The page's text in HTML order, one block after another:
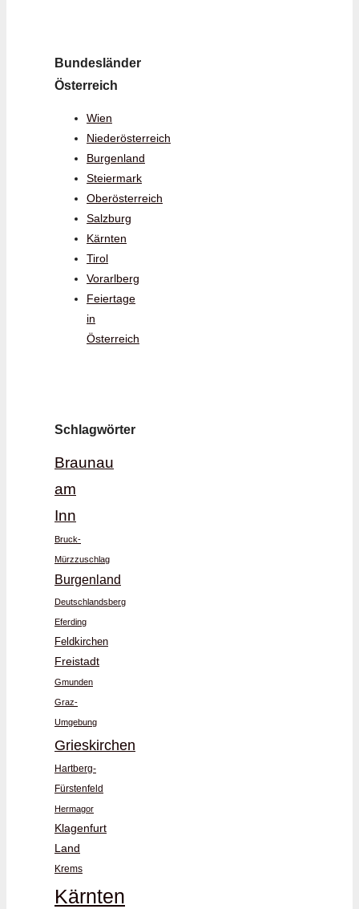
Bundesländer
Österreich
Wien
Niederösterreich
Burgenland
Steiermark
Oberösterreich
Salzburg
Kärnten
Tirol
Vorarlberg
Feiertage
in
Österreich
Schlagwörter
Braunau
am
Inn
Bruck-
Mürzzuschlag
Burgenland
Deutschlandsberg
Eferding
Feldkirchen
Freistadt
Gmunden
Graz-
Umgebung
Grieskirchen
Hartberg-
Fürstenfeld
Hermagor
Klagenfurt
Land
Krems
Kärnten